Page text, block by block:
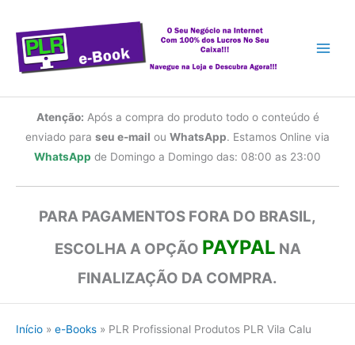
conteúdo
Atenção: Após a compra do produto todo o conteúdo é
enviado para seu e-mail ou WhatsApp. Estamos Online via
WhatsApp de Domingo a Domingo das: 08:00 as 23:00
PARA PAGAMENTOS FORA DO BRASIL,
ESCOLHA A OPÇÃO PAYPAL NA
FINALIZAÇÃO DA COMPRA.
Início e-Books PLR Profissional Produtos PLR Vila Calu